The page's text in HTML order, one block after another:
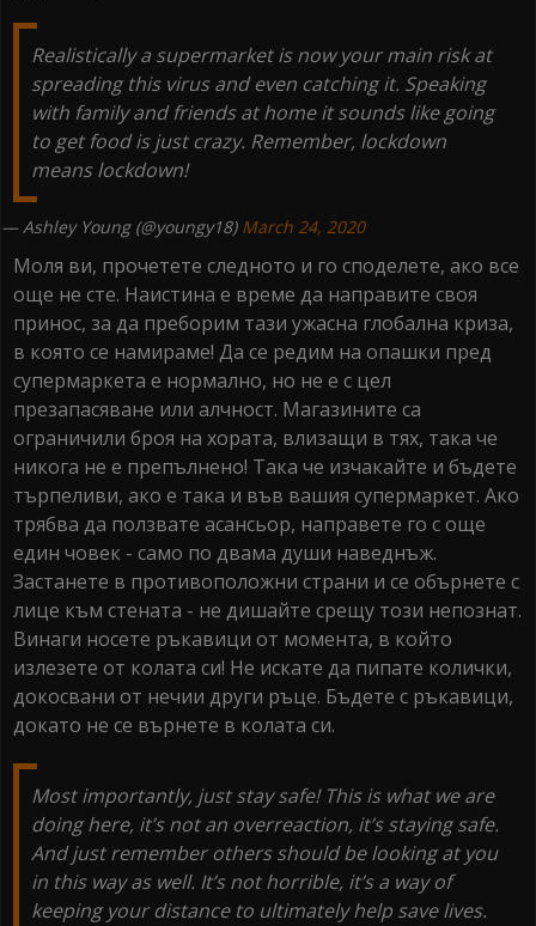
Realistically a supermarket is now your main risk at
spreading this virus and even catching it. Speaking
with family and friends at home it sounds like going
to get food is just crazy. Remember, lockdown
means lockdown!
— Ashley Young (@youngy18) March 24, 2020
Моля ви, прочетете следното и го споделете, ако все
още не сте. Наистина е време да направите своя
принос, за да преборим тази ужасна глобална криза,
в която се намираме! Да се редим на опашки пред
супермаркета е нормално, но не е с цел
презапасяване или алчност. Магазините са
ограничили броя на хората, влизащи в тях, така че
никога не е препълнено! Така че изчакайте и бъдете
търпеливи, ако е така и във вашия супермаркет. Ако
трябва да ползвате асансьор, направете го с още
един човек - само по двама души наведнъж.
Застанете в противоположни страни и се обърнете с
лице към стената - не дишайте срещу този непознат.
Винаги носете ръкавици от момента, в който
излезете от колата си! Не искате да пипате колички,
докосвани от нечии други ръце. Бъдете с ръкавици,
докато не се върнете в колата си.
Most importantly, just stay safe! This is what we are
doing here, it’s not an overreaction, it’s staying safe.
And just remember others should be looking at you
in this way as well. It’s not horrible, it’s a way of
keeping your distance to ultimately help save lives.